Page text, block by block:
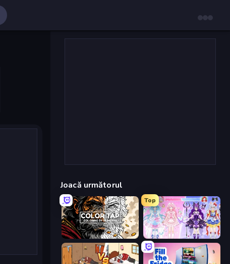
Joacă următorul
Color Tap: Coloring by Numbers
Top
Idol Livestream: Fashion Game